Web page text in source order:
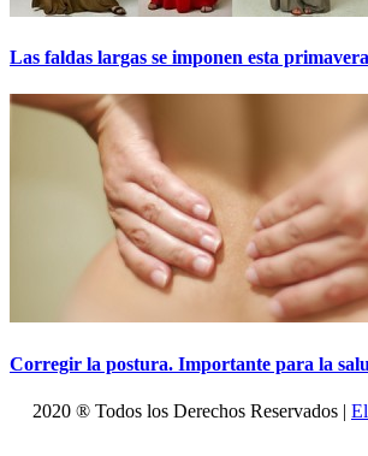
Las faldas largas se imponen esta
Corregir la postura. Importante para la
2020 ® Todos los Derechos Reservados |